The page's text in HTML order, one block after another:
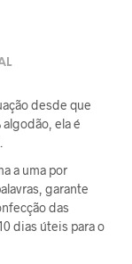
desde que
ela é
a uma por
garante
das
dias úteis para o